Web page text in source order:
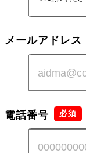
メールアドレス
電話番号